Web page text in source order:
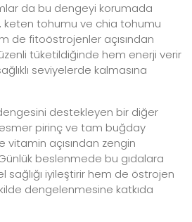
da bu dengeyi korumada
keten tohumu ve chia tohumu
de fitoöstrojenler açısından
tüketildiğinde hem enerji verir
seviyelerde kalmasına
destekleyen bir diğer
pirinç ve tam buğday
vitamin açısından zengin
beslenmede bu gıdalara
sağlığı iyileştirir hem de östrojen
dengelenmesine katkıda